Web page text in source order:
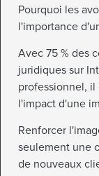
Pourquoi les
l'importance
Avec 75 % des
juridiques sur
professionnel,
l'impact d'une
Renforcer
seulement une
de nouveaux